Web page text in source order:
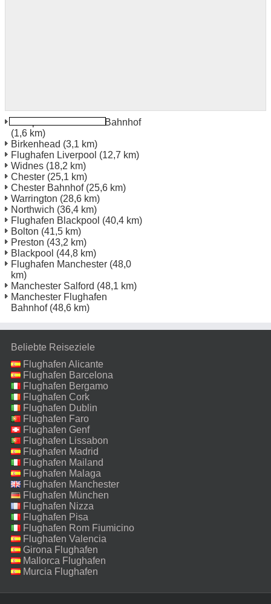
Liverpool Lime Street Bahnhof
(1,6 km)
Birkenhead (3,1 km)
Flughafen Liverpool (12,7 km)
Widnes (18,2 km)
Chester (25,1 km)
Chester Bahnhof(25,6 km)
Warrington (28,6 km)
Northwich (36,4 km)
Flughafen Blackpool (40,4 km)
Bolton (41,5 km)
Preston (43,2 km)
Blackpool (44,8 km)
Flughafen Manchester (48,0
km)
Manchester Salford (48,1 km)
Manchester Flughafen
Bahnhof(48,6 km)
Beliebte Reiseziele
Flughafen Alicante
Flughafen Barcelona
Flughafen Bergamo
Flughafen Cork
Flughafen Dublin
Flughafen Faro
Flughafen Genf
Flughafen Lissabon
Flughafen Madrid
Flughafen Mailand
Malpensa
Flughafen Malaga
Flughafen Manchester
Flughafen München
Flughafen Nizza
Flughafen Pisa
Flughafen Rom Fiumicino
Flughafen Valencia
Girona Flughafen
Mallorca Flughafen
Murcia Flughafen